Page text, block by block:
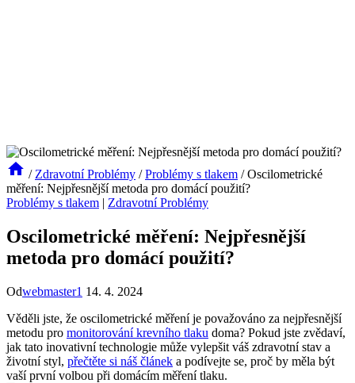
/ Zdravotní Problémy / Problémy s tlakem / Oscilometrické
měření: Nejpřesnější metoda pro domácí použití?
Problémy s tlakem | Zdravotní Problémy
Oscilometrické měření: Nejpřesnější
metoda pro domácí použití?
Odwebmaster1 14. 4. 2024
Věděli jste, že oscilometrické měření je považováno za nejpřesnější
metodu pro monitorování krevního tlaku doma? Pokud jste zvědaví,
jak tato inovativní technologie může vylepšit váš zdravotní stav a
životní styl, přečtěte si náš článek a podívejte se, proč by měla být
vaší první volbou při domácím měření tlaku.